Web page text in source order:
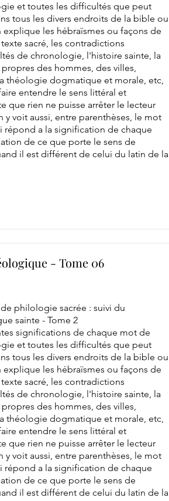
et toutes les difficultés que peut
tous les divers endroits de la bible ou
les hébraïsmes ou façons de
sacré, les contradictions
de chronologie, l'histoire sainte, la
des hommes, des villes,
théologie dogmatique et morale, etc,
entendre le sens littéral et
que rien ne puisse arrêter le lecteur
y voit aussi, entre parenthèses, le mot
répond a la signification de chaque
de ce que porte le sens de
il est différent de celui du latin de la
- Tome 06
philologie sacrée : suivi du
sainte - Tome 2
significations de chaque mot de
et toutes les difficultés que peut
tous les divers endroits de la bible ou
les hébraïsmes ou façons de
sacré, les contradictions
de chronologie, l'histoire sainte, la
des hommes, des villes,
théologie dogmatique et morale, etc,
entendre le sens littéral et
que rien ne puisse arrêter le lecteur
y voit aussi, entre parenthèses, le mot
répond a la signification de chaque
de ce que porte le sens de
il est différent de celui du latin de la